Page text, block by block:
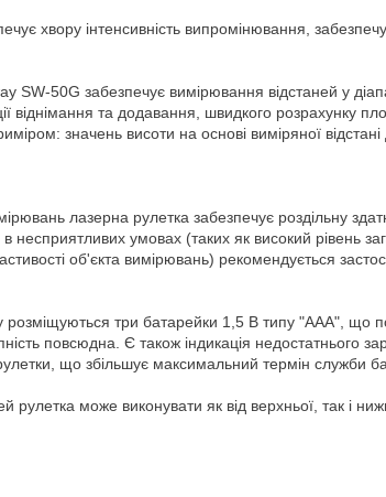
хвору інтенсивність випромінювання,
SW-50G забезпечує вимірювання відстаней у
віднімання та додавання, швидкого розрахунку
значень висоти на основі виміряної
лазерна рулетка забезпечує роздільну
в несприятливих умовах (таких як високий рівень
об'єкта вимірювань) рекомендується
розміщуються три батарейки 1,5 В типу "ААА", що
повсюдна. Є також індикація недостатнього
що збільшує максимальний термін служби
рулетка може виконувати як від верхньої, так і